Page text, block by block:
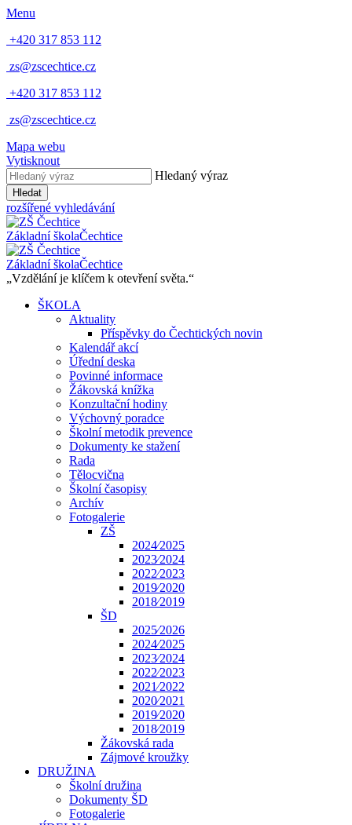
Menu
+420 317 853 112
zs@zscechtice.cz
+420 317 853 112
zs@zscechtice.cz
Mapa webu
Vytisknout
Hledaný výraz
Hledat
rozšířené vyhledávání
Základní školaČechtice
Základní školaČechtice
„Vzdělání je klíčem k otevření světa.“
ŠKOLA
Aktuality
Příspěvky do Čechtických novin
Kalendář akcí
Úřední deska
Povinné informace
Žákovská knížka
Konzultační hodiny
Výchovný poradce
Školní metodik prevence
Dokumenty ke stažení
Rada
Tělocvična
Školní časopisy
Archív
Fotogalerie
ZŠ
2024⁄2025
2023⁄2024
2022⁄2023
2019⁄2020
2018⁄2019
ŠD
2025⁄2026
2024⁄2025
2023⁄2024
2022⁄2023
2021⁄2022
2020⁄2021
2019⁄2020
2018⁄2019
Žákovská rada
Zájmové kroužky
DRUŽINA
Školní družina
Dokumenty ŠD
Fotogalerie